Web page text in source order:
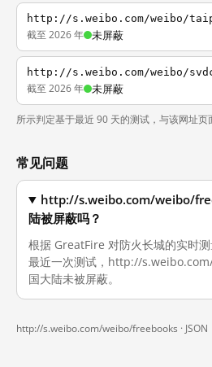
http://s.weibo.com/weibo/
截至 2026 年 未屏蔽
http://s.weibo.com/weibo/
截至 2026 年 未屏蔽
所示判定基于最近 90 天的测试，与该网址页
常见问题
http://s.weibo.com/weibo/
陆被屏蔽吗？
根据 GreatFire 对防火长城的实时
最近一次测试，http://
国大陆未被屏蔽。
http://s.weibo.com/weibo/freebooks · JSON